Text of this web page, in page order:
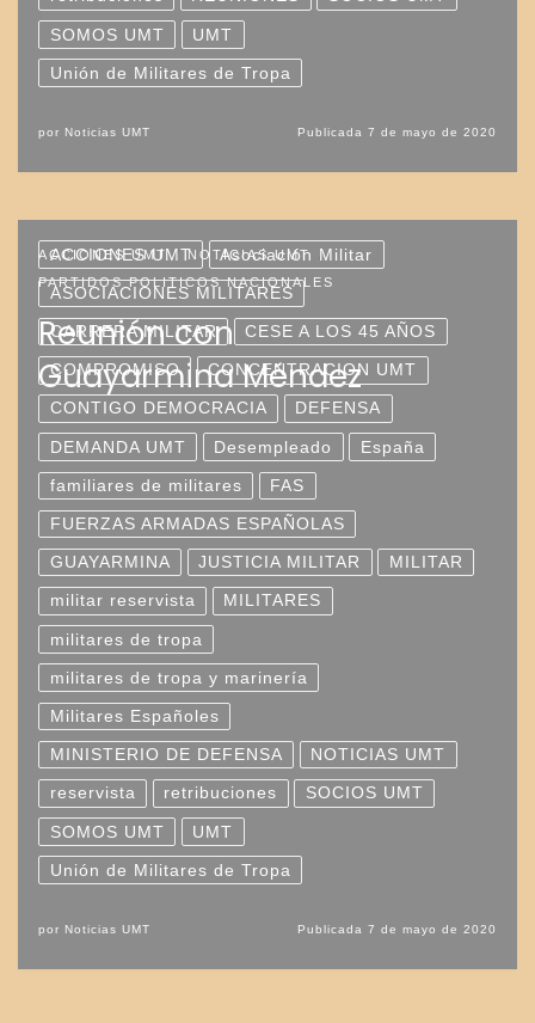
SOMOS UMT UMT
Unión de Militares de Tropa
por Noticias UMT Publicada 7 de mayo de 2020
ACCIONES UMT
NOTICIAS UMT
PARTIDOS POLITICOS NACIONALES
Reunión con
Guayarmina Méndez
ACCIONES UMT Asociación Militar
ASOCIACIONES MILITARES
CARRERA MILITAR CESE A LOS 45 AÑOS
COMPROMISO CONCENTRACION UMT
CONTIGO DEMOCRACIA DEFENSA
DEMANDA UMT Desempleado España
familiares de militares FAS
FUERZAS ARMADAS ESPAÑOLAS
GUAYARMINA JUSTICIA MILITAR MILITAR
militar reservista MILITARES
militares de tropa
militares de tropa y marinería
Militares Españoles
MINISTERIO DE DEFENSA NOTICIAS UMT
reservista retribuciones SOCIOS UMT
SOMOS UMT UMT
Unión de Militares de Tropa
por Noticias UMT Publicada 7 de mayo de 2020